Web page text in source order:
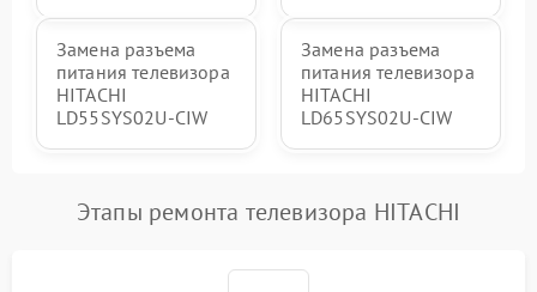
Замена разъема
питания телевизора
HITACHI
LD55SYS02U-CIW
Замена разъема
питания телевизора
HITACHI
LD65SYS02U-CIW
Этапы ремонта телевизора HITACHI